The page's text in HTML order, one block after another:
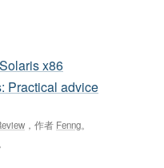
x86
Practical advice
，作者 Fenng。